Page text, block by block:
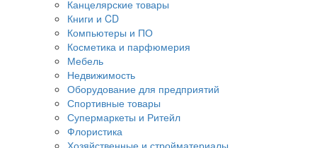
Канцелярские товары
Книги и CD
Компьютеры и ПО
Косметика и парфюмерия
Мебель
Недвижимость
Оборудование для предприятий
Спортивные товары
Супермаркеты и Ритейл
Флористика
Хозяйственные и стройматериалы